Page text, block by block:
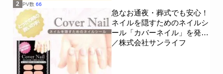
2 PV数 66
急なお通夜・葬式でも安心！
ネイルを隠すためのネイルシ
ール「カバーネイル」を発売
／株式会社サンライフ